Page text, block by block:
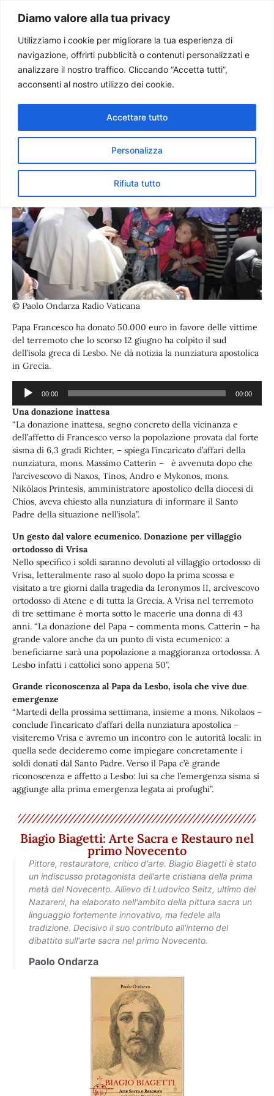
Diamo valore alla tua privacy
Utilizziamo i cookie per migliorare la tua esperienza di
navigazione, offrirti pubblicità o contenuti personalizzati e
analizzare il nostro traffico. Cliccando “Accetta tutti”,
acconsenti al nostro utilizzo dei cookie.
Personalizza
Rifiuta tutto
Accettare tutto
Paolo Ondarza
50mila euro per Lesbo,
colpita dal sisma. La
donazione ecumenica di
Francesco
© Paolo Ondarza Radio Vaticana
Papa Francesco ha donato 50.000 euro in favore delle vittime
del terremoto che lo scorso 12 giugno ha colpito il sud
dell’isola greca di Lesbo. Ne dà notizia la nunziatura apostolica
in Grecia.
Audio
Player
00:00 00:00
Una donazione inattesa
“La donazione inattesa, segno concreto della vicinanza e
dell’affetto di Francesco verso la popolazione provata dal forte
sisma di 6,3 gradi Richter, – spiega l’incaricato d’affari della
nunziatura, mons. Massimo Catterin – è avvenuta dopo che
l’arcivescovo di Naxos, Tinos, Andro e Mykonos, mons.
Nikólaos Printesis, amministratore apostolico della diocesi di
Chios, aveva chiesto alla nunziatura di informare il Santo
Padre della situazione nell’isola”.
Un gesto dal valore ecumenico. Donazione per villaggio
ortodosso di Vrisa
Nello specifico i soldi saranno devoluti al villaggio ortodosso di
Vrisa, letteralmente raso al suolo dopo la prima scossa e
visitato a tre giorni dalla tragedia da Ieronymos II, arcivescovo
ortodosso di Atene e di tutta la Grecia. A Vrisa nel terremoto
di tre settimane è morta sotto le macerie una donna di 43
anni. “La donazione del Papa – commenta mons. Catterin – ha
grande valore anche da un punto di vista ecumenico: a
beneficiarne sarà una popolazione a maggioranza ortodossa. A
Lesbo infatti i cattolici sono appena 50”.
Grande riconoscenza al Papa da Lesbo, isola che vive due
emergenze
“Martedì della prossima settimana, insieme a mons. Nikolaos –
conclude l’incaricato d’affari della nunziatura apostolica –
visiteremo Vrisa e avremo un incontro con le autorità locali: in
quella sede decideremo come impiegare concretamente i
soldi donati dal Santo Padre. Verso il Papa c’è grande
riconoscenza e affetto a Lesbo: lui sa che l’emergenza sisma si
aggiunge alla prima emergenza legata ai profughi”.
Biagio Biagetti: Arte Sacra e Restauro nel
primo Novecento
Pittore, restauratore, critico d'arte. Biagio Biagetti è stato
un indiscusso protagonista dell'arte cristiana della prima
metà del Novecento. Allievo di Ludovico Seitz, ultimo dei
Nazareni, ha elaborato nell'ambito della pittura sacra un
linguaggio fortemente innovativo, ma fedele alla
tradizione. Decisivo il suo contributo all'interno del
dibattito sull'arte sacra nel primo Novecento.
Paolo Ondarza